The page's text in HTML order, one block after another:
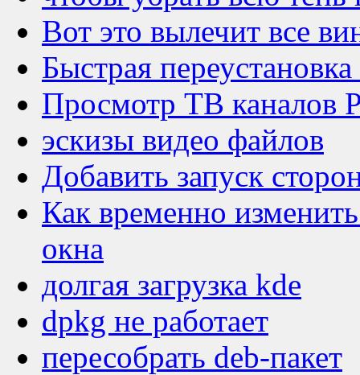
Вот это вылечит все
Быстрая
Просмотр ТВ каналов
эскизы видео файлов
Добавить запуск
Как временно изменить
окна
долгая загрузка kde
dpkg не работает
пересобрать deb-пакет